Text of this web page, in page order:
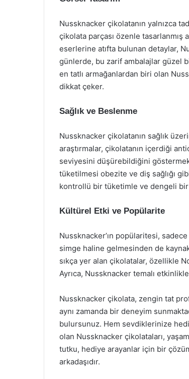
Nussknacker çikolatanın yalnızca
çikolata parçası özenle
eserlerine atıfta bulunan detaylar,
günlerde, bu zarif ambalajlar güzel
en tatlı armağanlardan biri olan
dikkat çeker.
Sağlık ve Beslenme
Nussknacker çikolatanın sağlık
araştırmalar, çikolatanın içerdiği
seviyesini düşürebildiğini
tüketilmesi obezite ve diş sağlığı
kontrollü bir tüketimle ve dengeli
Kültürel Etki ve Popülarite
Nussknacker’ın popülaritesi,
simge haline gelmesinden de
sıkça yer alan çikolatalar, özellikle
Ayrıca, Nussknacker temalı
Nussknacker çikolata, zengin tat
aynı zamanda bir deneyim
bulursunuz. Hem sevdiklerinize
olan Nussknacker çikolataları,
tutku, hediye arayanlar için bir
arkadaşıdır.